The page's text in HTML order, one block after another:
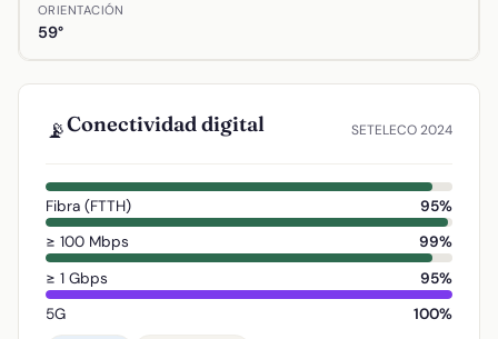
ORIENTACIÓN
59°
📡Conectividad digital SETELECO 2024
Fibra (FTTH)
95%
≥ 100 Mbps
99%
≥ 1 Gbps
95%
5G
100%